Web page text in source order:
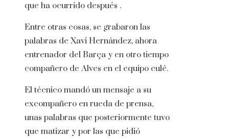
que ha ocurrido después .
Entre otras cosas, se grabaron las
palabras de Xavi Hernández, ahora
entrenador del Barça y en otro tiempo
compañero de Alves en el equipo culé.
El técnico mandó un mensaje a su
excompañero en rueda de prensa,
unas palabras que posteriormente tuvo
que matizar y por las que pidió